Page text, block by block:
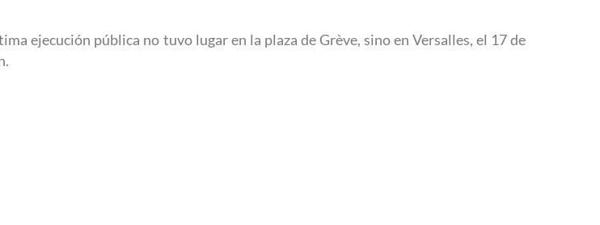
ejecución pública no tuvo lugar en la plaza de Grève, sino en Versalles, el 17 de